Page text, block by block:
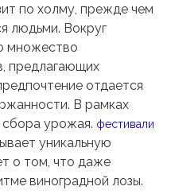
по холму, прежде чем
людьми. Вокруг
множество
предлагающих
отдается
В рамках
урожая. фестивали
уникальную
о том, что даже
виноградной лозы.